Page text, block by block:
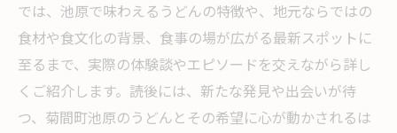
では、池原で味わえるうどんの特徴や、地元ならではの
食材や食文化の背景、食事の場が広がる最新スポットに
至るまで、実際の体験談やエピソードを交えながら詳し
くご紹介します。読後には、新たな発見や出会いが待
つ、菊間町池原のうどんとその希望に心が動かされるは